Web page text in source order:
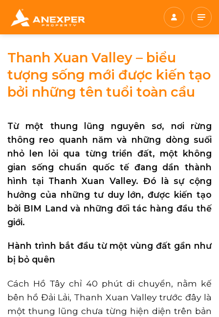
đến
Thanh Xuan Valley – biểu
tượng sống mới được kiến tạo
bởi những tên tuổi toàn cầu
Từ một thung lũng nguyên sơ, nơi rừng
thông reo quanh năm và những dòng suối
nhỏ len lỏi qua từng triền đất, một không
gian sống chuẩn quốc tế đang dần thành
hình tại Thanh Xuan Valley. Đó là sự cộng
hưởng của những tư duy lớn, được kiến tạo
bởi BIM Land và những đối tác hàng đầu thế
giới.
Hành trình bắt đầu từ một vùng đất gần như
bị bỏ quên
Cách Hồ Tây chỉ 40 phút di chuyển, nằm kế
bên hồ Đải Lải, Thanh Xuan Valley trước đây là
một thung lũng chưa từng hiện diện trên bản